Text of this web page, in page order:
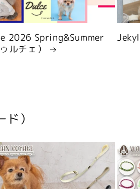
2026 Spring&Summer
ルチェ）
）